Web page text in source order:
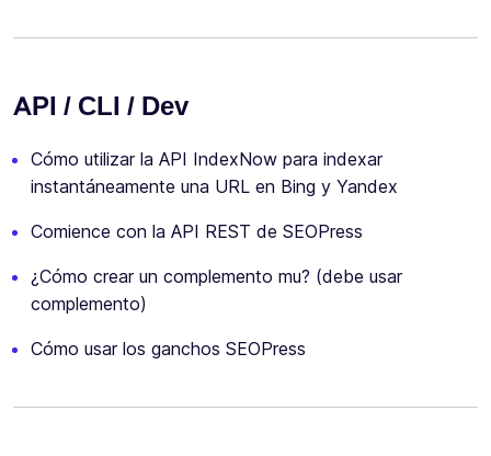
API / CLI / Dev
Cómo utilizar la API IndexNow para indexar
instantáneamente una URL en Bing y Yandex
Comience con la API REST de SEOPress
¿Cómo crear un complemento mu? (debe usar
complemento)
Cómo usar los ganchos SEOPress